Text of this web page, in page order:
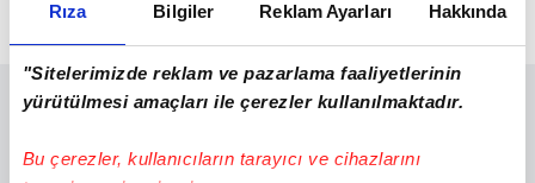
Rıza Bilgiler Reklam Ayarları Hakkında
"Sitelerimizde reklam ve pazarlama faaliyetlerinin
yürütülmesi amaçları ile çerezler kullanılmaktadır.
Bu çerezler, kullanıcıların tarayıcı ve cihazlarını